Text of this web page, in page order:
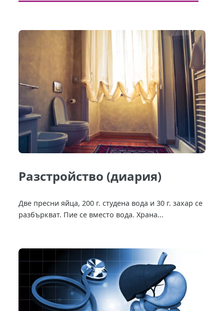
Разстройство (диария)
Две пресни яйца, 200 г. студена вода и 30 г. захар се
разбъркват. Пие се вместо вода. Храна...